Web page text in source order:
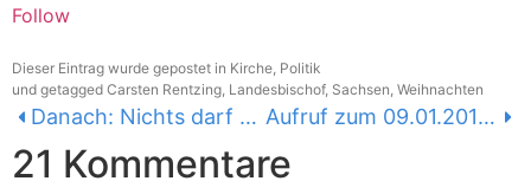
Follow
Dieser Eintrag wurde gepostet in Kirche, Politik
und getagged Carsten Rentzing, Landesbischof, Sachsen, Weihnachten
Danach: Nichts darf aufgegeben werden Aufruf zum 09.01.2017: demokratisch.gerecht.vielfältig
21 Kommentare